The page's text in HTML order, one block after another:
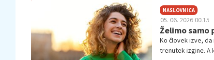
NASLOVNICA
05. 06. 2026 00.15
Želimo samo
Ko človek izve,
trenutek izgine. A